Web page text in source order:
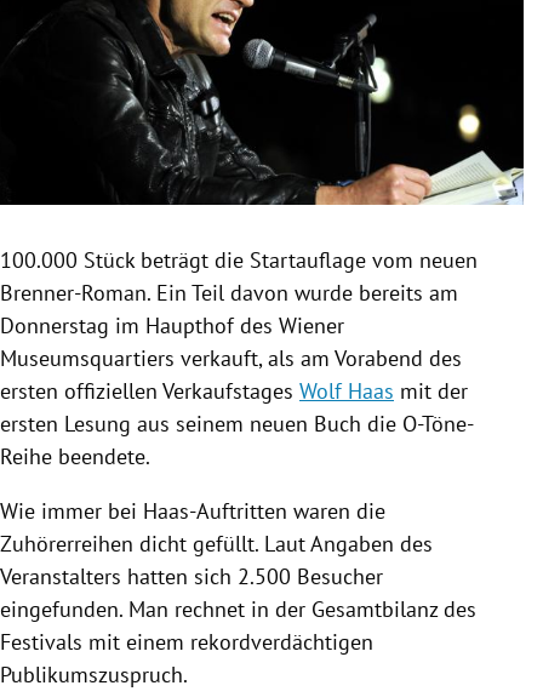
Untermenü
Untermenü
Untermenü
Untermenü
100.000 Stück beträgt die Startauflage vom neuen
Brenner-Roman. Ein Teil davon wurde bereits am
Donnerstag im Haupthofdes Wiener
Museumsquartiers verkauft, als am Vorabend des
ersten offiziellen Verkaufstages Wolf Haas mit der
ersten Lesung aus seinem neuen Buch die O-Töne-
Reihe beendete.
Wie immer bei Haas-Auftritten waren die
Zuhörerreihen dicht gefüllt. Laut Angaben des
Veranstalters hatten sich 2.500 Besucher
eingefunden. Man rechnet in der Gesamtbilanz des
Festivals mit einem rekordverdächtigen
Publikumszuspruch.